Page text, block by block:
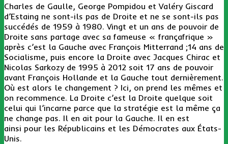
Charles de Gaulle, George Pompidou et Valéry Giscard
d’Estaing ne sont-ils pas de Droite et ne se sont-ils pas
succédés de 1959 à 1980. Vingt et un ans de pouvoir de
Droite sans partage avec sa fameuse « françafrique »
après c’est la Gauche avec François Mitterrand ;14 ans de
Socialisme, puis encore la Droite avec Jacques Chirac et
Nicolas Sarkozy de 1995 à 2012 soit 17 ans de pouvoir
avant François Hollande et la Gauche tout dernièrement.
Où est alors le changement ? Ici, on prend les mêmes et
on recommence. La Droite c’est la Droite quelque soit
celui qui l’incarne parce que la stratégie est la même ça
ne change pas. Il en ait pour la Gauche. Il en est
ainsi pour les Républicains et les Démocrates aux États-
Unis.